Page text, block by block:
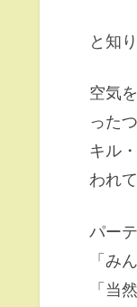
と知
空気
った
キル
われ
パー
「み
「当